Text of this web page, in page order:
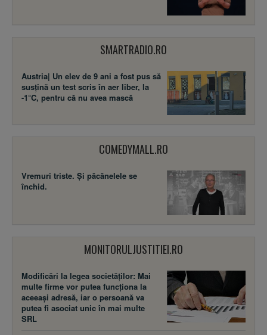
SMARTRADIO.RO
Austria| Un elev de 9 ani a fost pus să
susţină un test scris în aer liber, la
-1°C, pentru că nu avea mască
COMEDYMALL.RO
Vremuri triste. Şi păcănelele se
închid.
MONITORULJUSTITIEI.RO
Modificări la legea societăţilor: Mai
multe firme vor putea funcţiona la
aceeaşi adresă, iar o persoană va
putea fi asociat unic în mai multe
SRL